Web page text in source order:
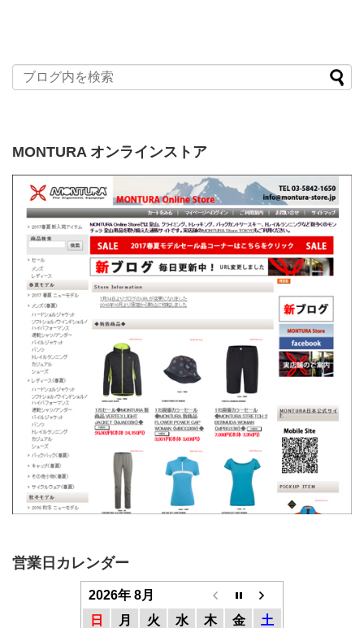
MONTURA オンラインストア
営業日カレンダー
2026年 8月
日
月 火 水 木 金
土